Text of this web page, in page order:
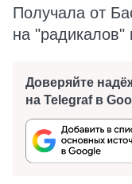
Получала от
на "радикалов"
Доверяйте
на Telegraf в